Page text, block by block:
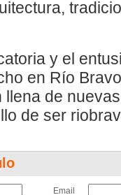
y el
en Río
de
de ser
Email